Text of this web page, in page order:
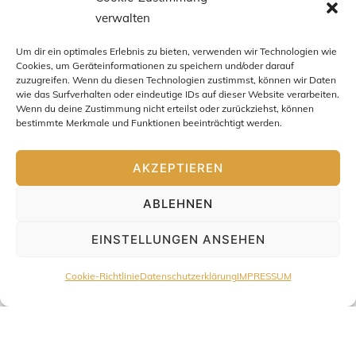
verwalten
Um dir ein optimales Erlebnis zu bieten, verwenden wir Technologien wie
Cookies, um Geräteinformationen zu speichern und/oder darauf
zuzugreifen. Wenn du diesen Technologien zustimmst, können wir Daten
wie das Surfverhalten oder eindeutige IDs auf dieser Website verarbeiten.
Wenn du deine Zustimmung nicht erteilst oder zurückziehst, können
bestimmte Merkmale und Funktionen beeinträchtigt werden.
AKZEPTIEREN
ABLEHNEN
EINSTELLUNGEN ANSEHEN
Cookie-RichtlinieDatenschutzerklärungIMPRESSUM